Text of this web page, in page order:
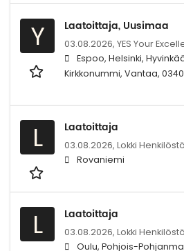
Y Laatoittaja, Uusimaa
03.08.2026, YES Your
Espoo, Helsinki,
Kirkkonummi, Vantaa,
L Laatoittaja
03.08.2026, Lokki
Rovaniemi
L Laatoittaja
03.08.2026, Lokki
Oulu, Pohjois-